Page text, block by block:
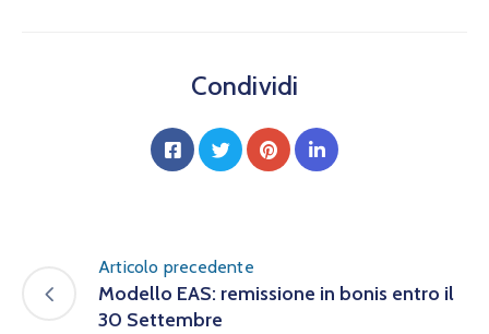
Condividi
Articolo precedente
Modello EAS: remissione in bonis entro il
30 Settembre